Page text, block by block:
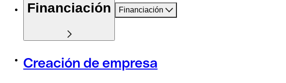
Financiación Financiación
Creación de empresa